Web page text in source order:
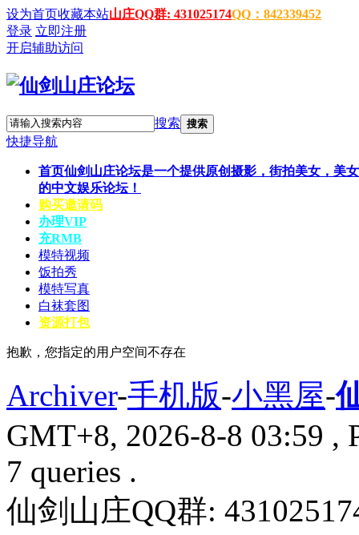
设为首页收藏本站山庄QQ群: 431025174QQ：842339452
登录 立即注册
开启辅助访问
搜索 搜索
快捷导航
首页仙剑山庄论坛是一个提供原创摄影，街拍美女，美
的中文娱乐论坛！
购买邀请码
办理VIP
充RMB
模特视频
饭拍秀
模特写真
白袜套图
资源打包
抱歉，您指定的用户空间不存在
Archiver-手机版-小黑屋-
GMT+8, 2026-8-8 03:59 ,
7 queries .
仙剑山庄QQ群: